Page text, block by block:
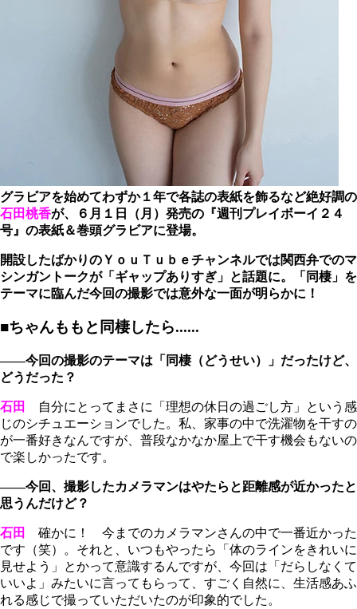
グラビアを始めてわずか１年で各誌の表紙を飾るなど絶好調の
石田桃香が、６月１日（月）発売の『週刊プレイボーイ２４
号』の表紙＆巻頭グラビアに登場。
開設したばかりのＹｏｕＴｕｂｅチャンネルでは関西弁でのマ
シンガントークが「ギャップありすぎ」と話題に。「同棲」を
テーマに臨んだ今回の撮影では意外な一面が明らかに！
■ちゃんももと同棲したら......
――今回の撮影のテーマは「同棲（どうせい）」だったけど、
どうだった？
石田
自分にとってまさに「理想の休日の過ごし方」という感
じのシチュエーションでした。私、家事の中で洗濯物を干すの
が一番好きなんですが、普段なかなか屋上で干す機会もないの
で楽しかったです。
――今回、撮影したカメラマンはやたらと距離感が近かったと
思うんだけど？
石田
確かに！ 今までのカメラマンさんの中で一番近かった
です（笑）。それと、いつもやったら「体のラインをきれいに
見せよう」とかって意識するんですが、今回は「だらしなくて
いいよ」みたいに言ってもらって、すごく自然に、生活感あふ
れる感じで撮っていただいたのが印象的でした。